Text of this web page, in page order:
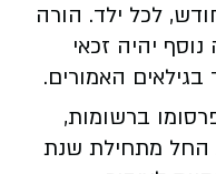
לכל ילד. הורה
יהיה זכאי
בגילאים האמורים.
ברשומות,
החל מתחילת שנת